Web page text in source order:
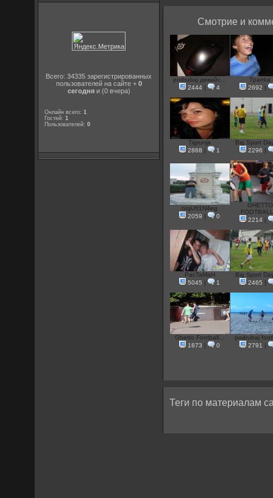
Всего: 34335 зарегистрированных
пользователей на сайте + 0
сегодняи (0 вчера)
Онлайн всего:1
Гостей:1
Пользователей:0
Смотрие и
podrubaj девайс...
2444 | 4
Tpanka
2692
|
Tigrunja
2868
| 1
Big Sport
2296
|
nIqU!t1N4eg
2059
| 0
GHETTO
2214 |
PacTaMaH
5045
| 1
Big Sport
2465
|
Ghetto Football...
1873
| 0
podrubaj
2791
|
Теги по материалам